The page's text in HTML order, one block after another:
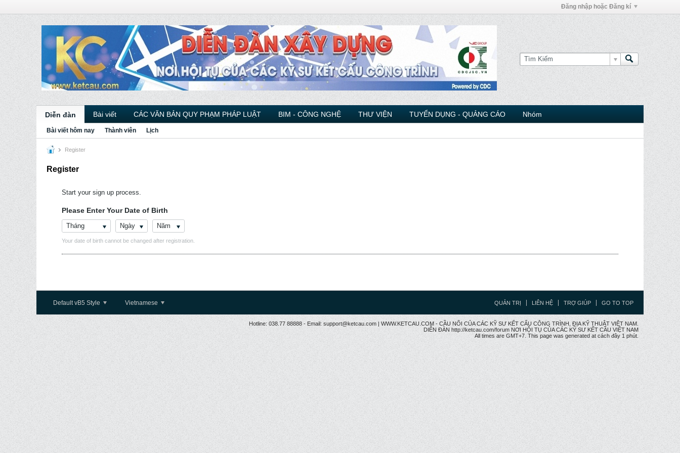
Đăng nhập hoặc Đăng kí
Diễn đàn Bài viết CÁC VĂN BẢN QUY PHẠM PHÁP LUẬT BIM - CÔNG NGHỆ THƯ VIỆN TUYỂN DỤNG - QUẢNG CÁO Nhóm
Bài viết hôm nay Thành viên Lịch
Register
Register
Start your sign up process.
Please Enter Your Date of Birth
Tháng Ngày Năm
Your date of birth cannot be changed after registration.
Default vB5 Style Vietnamese QUẢN TRỊ LIÊN HỆ TRỢ GIÚP GO TO TOP
Hotline: 038.77 88888 - Email: support@ketcau.com | WWW.KETCAU.COM - CẦU NỐI CỦA CÁC KỸ SƯ KẾT CẤU CÔNG TRÌNH, ĐỊA KỸ THUẬT VIỆT NAM.
DIỄN ĐÀN http://ketcau.com/forum NƠI HỘI TỤ CỦA CÁC KỸ SƯ KẾT CÂU VIỆT NAM
All times are GMT+7. This page was generated at cách đây 1 phút.